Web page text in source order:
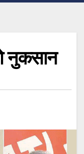
नुकसान